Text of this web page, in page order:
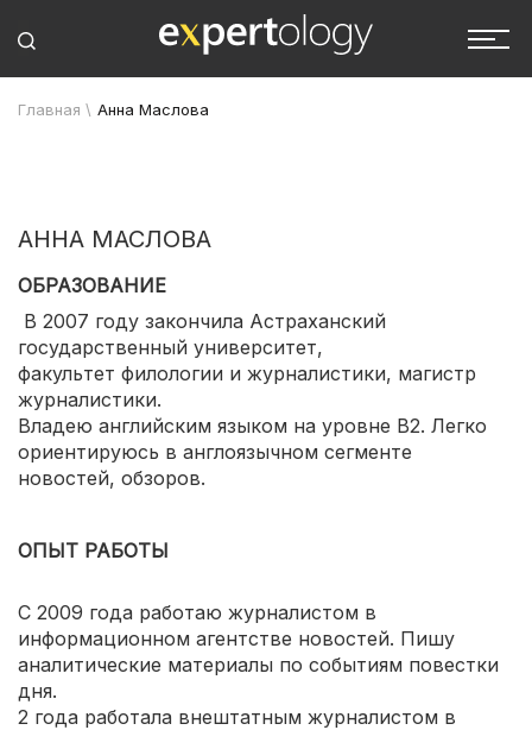
Главная \ Анна Маслова
АННА МАСЛОВА
ОБРАЗОВАНИЕ
В 2007 году закончила Астраханский
государственный университет,
факультет филологии и журналистики, магистр
журналистики.
Владею английским языком на уровне B2. Легко
ориентируюсь в англоязычном сегменте
новостей, обзоров.
ОПЫТ РАБОТЫ
С 2009 года работаю журналистом в
информационном агентстве новостей. Пишу
аналитические материалы по событиям повестки
дня.
2 года работала внештатным журналистом в